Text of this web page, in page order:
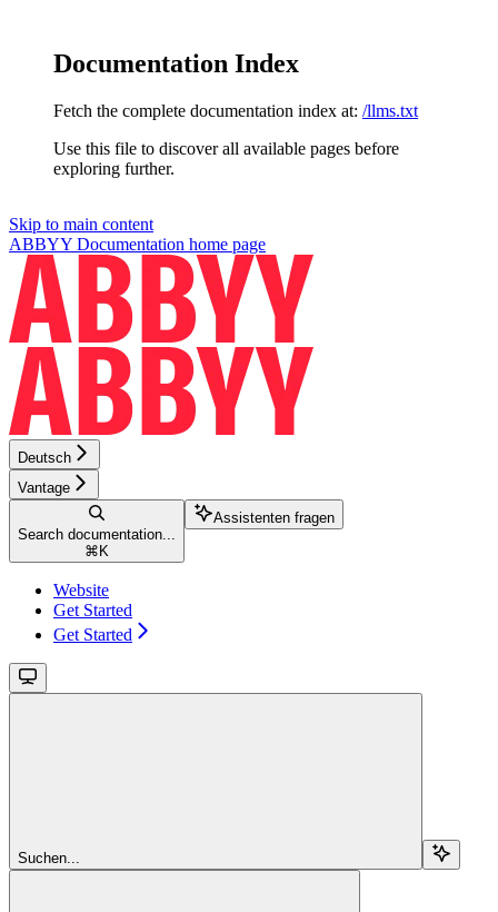
Documentation Index
Fetch the complete documentation index at: /llms.txt
Use this file to discover all available pages before
exploring further.
Skip to main content
ABBYY Documentation home page
Deutsch
Vantage
Search documentation...
⌘ K
Assistenten fragen
Website
Get Started
Get Started
Suchen...